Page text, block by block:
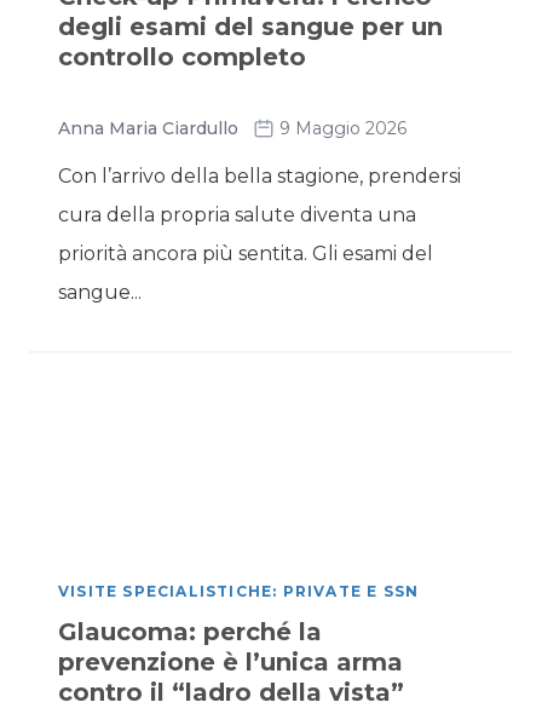
degli esami del sangue per un
controllo completo
Anna Maria Ciardullo 9 Maggio 2026
Con l’arrivo della bella stagione, prendersi
cura della propria salute diventa una
priorità ancora più sentita. Gli esami del
sangue...
VISITE SPECIALISTICHE: PRIVATE E SSN
Glaucoma: perché la
prevenzione è l’unica arma
contro il “ladro della vista”